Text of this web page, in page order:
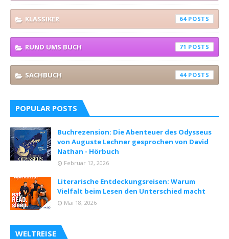
KLASSIKER 64
RUND UMS BUCH 71
SACHBUCH 44
POPULAR POSTS
Buchrezension: Die Abenteuer des Odysseus
von Auguste Lechner gesprochen von David
Nathan - Hörbuch
Februar 12, 2026
Literarische Entdeckungsreisen: Warum
Vielfalt beim Lesen den Unterschied macht
Mai 18, 2026
WELTREISE